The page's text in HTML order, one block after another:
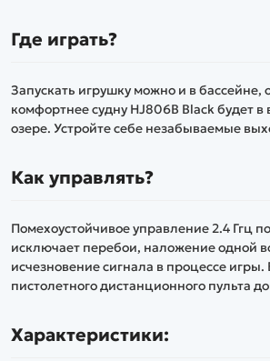
Где играть?
Запускать игрушку можно и в бассейне,
комфортнее судну HJ806B Black будет в
озере. Устройте себе незабываемые
Как управлять?
Помехоустойчивое управление 2.4 Ггц
исключает перебои, наложение одной
исчезновение сигнала в процессе
пистолетного дистанционного пульта
Характеристики: